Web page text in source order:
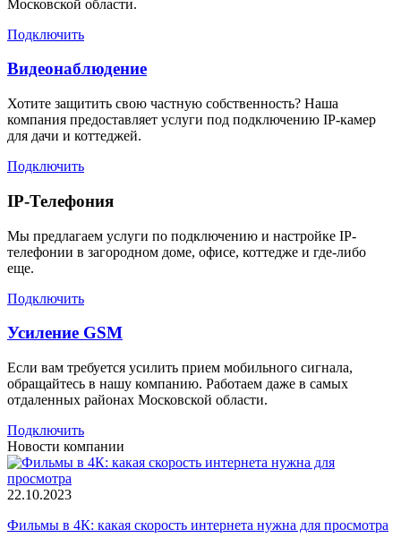
Московской области.
Подключить
Видеонаблюдение
Хотите защитить свою частную собственность? Наша
компания предоставляет услуги под подключению IP-камер
для дачи и коттеджей.
Подключить
IP-Телефония
Мы предлагаем услуги по подключению и настройке IP-
телефонии в загородном доме, офисе, коттедже и где-либо
еще.
Подключить
Усиление GSM
Если вам требуется усилить прием мобильного сигнала,
обращайтесь в нашу компанию. Работаем даже в самых
отдаленных районах Московской области.
Подключить
Новости компании
22.10.2023
Фильмы в 4К: какая скорость интернета нужна для просмотра